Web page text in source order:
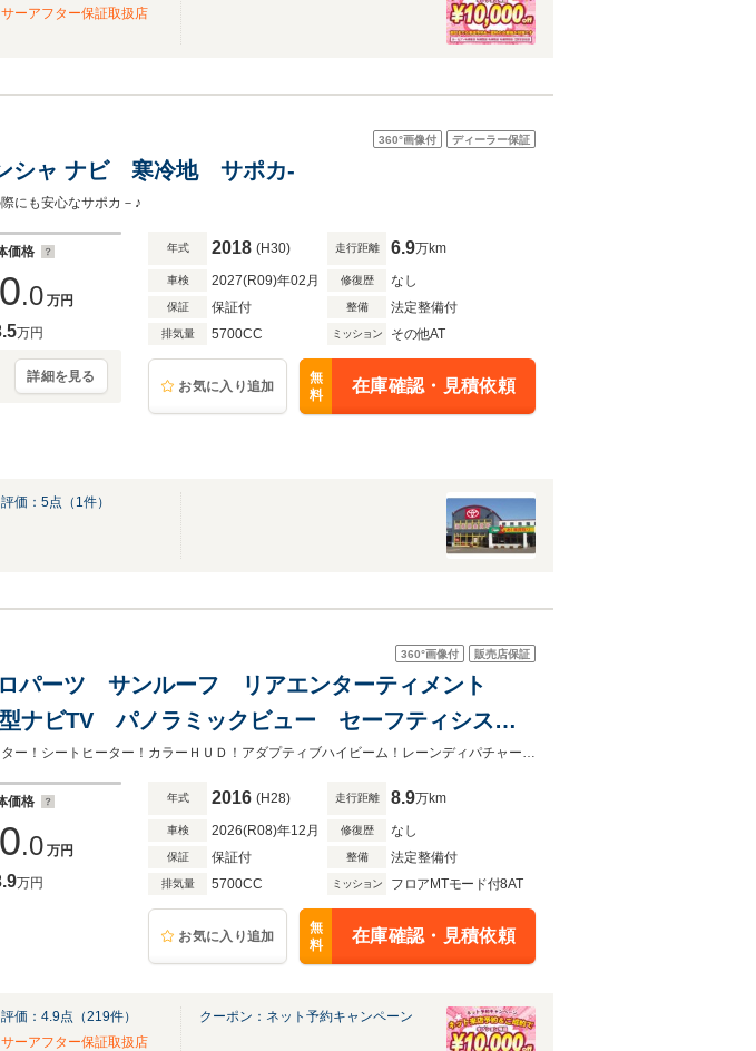
ーアフター保証取扱店
360°画像付 ディーラー保証
シャ ナビ 寒冷地 サポカ-
も安心なサポカ－♪
価格
.0 万円
万円
詳細を見る
年式 2018 (H30) 走行距離 6.9万km
車検 2027(R09)年02月 修復歴 なし
保証 保証付 整備 法定整備付
排気量 5700CC ミッション その他AT
お気に入り追加
無
料
在庫確認・見積依頼
価： 5点（ 1件）
360°画像付 販売店保証
ロパーツ サンルーフ リアエンターティメント
ナビTV パノラミックビュー セーフティシステ
ン革 パワーシート クールBOX ETC2.0
パワーバックドア！ステアリングヒーター！シートヒーター！カラーＨＵＤ！アダプティブハイビーム！レーンディパチャーアラート！プレミアムサウンド！マルチテレインセレクト！
価格
.0 万円
万円
年式 2016 (H28) 走行距離 8.9万km
車検 2026(R08)年12月 修復歴 なし
保証 保証付 整備 法定整備付
排気量 5700CC ミッション フロアMTモード付8AT
お気に入り追加
無
料
在庫確認・見積依頼
価： 4.9点（219件）
ーアフター保証取扱店
クーポン：ネット予約キャンペーン